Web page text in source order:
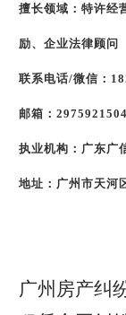
擅长领域：特许经
励、企业法律顾问
联系电话/微信：
邮箱：
执业机构：广东广
地址：广州市天河
广州房产纠